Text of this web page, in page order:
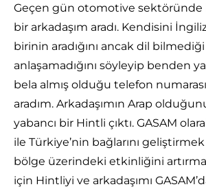
Geçen gün otomotive sektöründe
bir arkadaşım aradı. Kendisini
birinin aradığını ancak dil
anlaşamadığını söyleyip benden
bela almış olduğu telefon
aradım. Arkadaşımın Arap
yabancı bir Hintli çıktı. GASAM
ile Türkiye’nin bağlarını
bölge üzerindeki etkinliğini
için Hintliyi ve arkadaşımı